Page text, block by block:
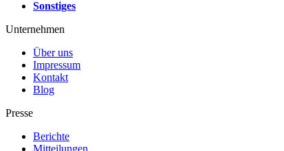
Sonstiges
Unternehmen
Über uns
Impressum
Kontakt
Blog
Presse
Berichte
Mitteilungen